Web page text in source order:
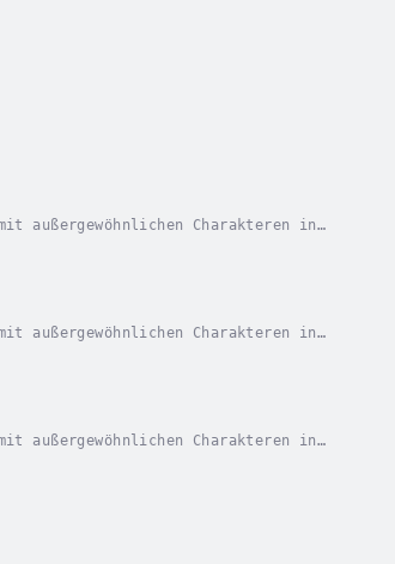
außergewöhnlichen Charakteren in
außergewöhnlichen Charakteren in
außergewöhnlichen Charakteren in